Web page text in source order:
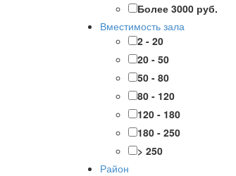
Более 3000 руб.
Вместимость зала
2 - 20
20 - 50
50 - 80
80 - 120
120 - 180
180 - 250
> 250
Район